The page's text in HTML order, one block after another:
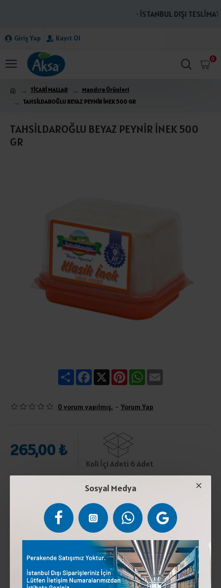
Sosyal Medya
· İSTANBUL DIŞI
Giriş Yap Kayıt Ol
0
TİCARİ MALLAR
Mandıra Ürünleri
TAHSİLDAROĞLU BEYAZ PEYNİR İNEK 500 GR
TAHSİLDAROĞLU BEYAZ PEYNİR İNEK 500
GR
ShareFacebook
X PinterestWhatsApp
0 yorum yapılmış. - Yorum Yap
265,00 ₺
Koli İçi Adeti 6 Adet
Pastörize inek sütü, peynir mayası ve tuz.2°C ile 4°C
arasında saklayınız. Laktoz İçerir.